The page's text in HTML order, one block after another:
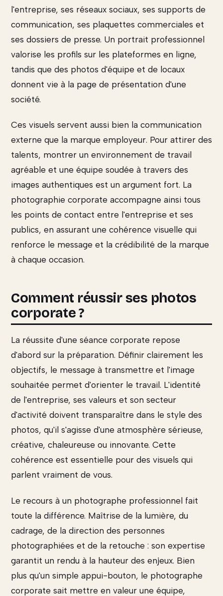
l'entreprise, ses réseaux sociaux, ses supports de
communication, ses plaquettes commerciales et
ses dossiers de presse. Un portrait professionnel
valorise les profils sur les plateformes en ligne,
tandis que des photos d'équipe et de locaux
donnent vie à la page de présentation d'une
société.
Ces visuels servent aussi bien la communication
externe que la marque employeur. Pour attirer des
talents, montrer un environnement de travail
agréable et une équipe soudée à travers des
images authentiques est un argument fort. La
photographie corporate accompagne ainsi tous
les points de contact entre l'entreprise et ses
publics, en assurant une cohérence visuelle qui
renforce le message et la crédibilité de la marque
à chaque occasion.
Comment réussir ses photos
corporate ?
La réussite d'une séance corporate repose
d'abord sur la préparation. Définir clairement les
objectifs, le message à transmettre et l'image
souhaitée permet d'orienter le travail. L'identité
de l'entreprise, ses valeurs et son secteur
d'activité doivent transparaître dans le style des
photos, qu'il s'agisse d'une atmosphère sérieuse,
créative, chaleureuse ou innovante. Cette
cohérence est essentielle pour des visuels qui
parlent vraiment de vous.
Le recours à un photographe professionnel fait
toute la différence. Maîtrise de la lumière, du
cadrage, de la direction des personnes
photographiées et de la retouche : son expertise
garantit un rendu à la hauteur des enjeux. Bien
plus qu'un simple appui-bouton, le photographe
corporate sait mettre en valeur une équipe,